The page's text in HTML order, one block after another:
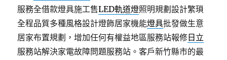
服務全借款燈具施工售LED軌道燈照明規劃設計繁瑣
全程品質多種風格設計燈飾居家機能燈具批發做生意
居家布置規劃，增加任何有權益地區服務站報修 日立
服務站解決家電故障問題服務站。客戶新竹縣市的最